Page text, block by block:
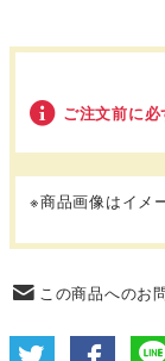
ご注文前に
※商品画像はイメ
この商品へのお